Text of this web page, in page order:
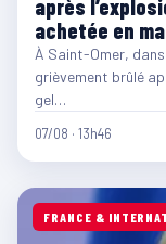
après
achetée en
À Saint-Omer,
grièvement brûlé
gel…
07/08 · 13h46
FRANCE &